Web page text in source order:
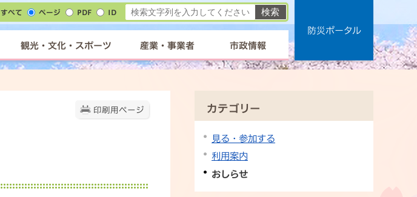
すべて ページ PDF ID
観光・文化・スポーツ 産業・事業者 市政情報
防災ポータル
印刷用ページ カテゴリー
見る・参加する
利用案内
おしらせ